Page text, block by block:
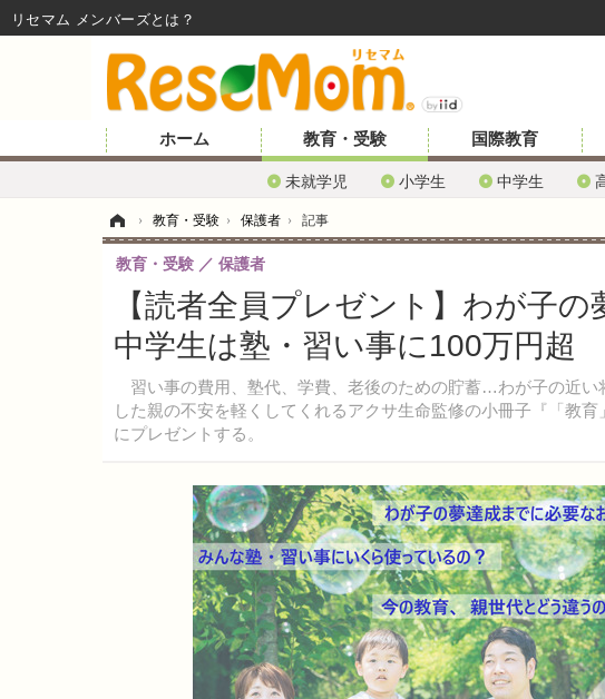
ホーム 教育・受験
未就学児 小学生 中学生
国際教育
› 教育・受験 › 保護者 › 記事
【読者全員プレゼント】わが子
中学生は塾・習い事に100万円超
習い事の費用、塾代、学費、老後のための貯蓄…わが子の近い
した親の不安を軽くしてくれるアクサ生命監修の小冊子『「教
にプレゼントする。
教育・受験 保護者
リセマム メンバーズ